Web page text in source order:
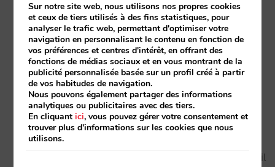
Une valeur moyenne de réservation inférieure
RBM se comporte actuellement moins bien que
sur Hotel Ads standard avec une valeur moyenne
de réservation en juin inférieure de 19%. Quoi qu’il
Sur notre site web, nous utilisons nos propres cookies
et ceux de tiers utilisés à des fins statistiques, pour
analyser le trafic web, permettant d'optimiser votre
navigation en personnalisant le contenu en fonction de
vos préférences et centres d'intérêt, en offrant des
fonctions de médias sociaux et en vous montrant de la
publicité personnalisée basée sur un profil créé à partir
de vos habitudes de navigation.
Nous pouvons également partager des informations
analytiques ou publicitaires avec des tiers.
En cliquantici, vous pouvez gérer votre consentement et
trouver plus d'informations sur les cookies que nous
utilisons.